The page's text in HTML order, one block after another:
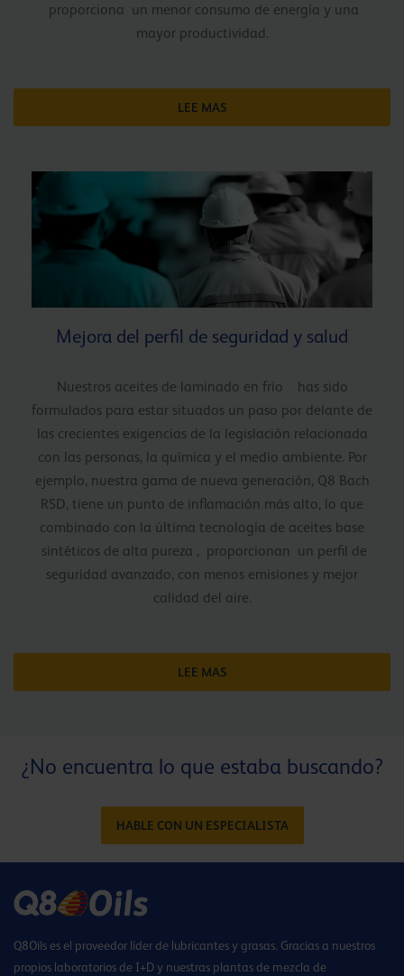
proporciona un menor consumo de energía y una
mayor productividad.
LEE MAS
Mejora del perfil de seguridad y salud
Nuestros aceites de laminado en frío has sido
formulados para estar situados un paso por delante de
las crecientes exigencias de la legislación relacionada
con las personas, la química y el medio ambiente. Por
ejemplo, nuestra gama de nueva generación, Q8 Bach
RSD, tiene un punto de inflamación más alto, lo que
combinado con la última tecnología de aceites base
sintéticos de alta pureza , proporcionan un perfil de
seguridad avanzado, con menos emisiones y mejor
calidad del aire.
LEE MAS
¿No encuentra lo que estaba buscando?
HABLE CON UN ESPECIALISTA
Q8Oils es el proveedor líder de lubricantes y grasas. Gracias a nuestros
propios laboratorios de I+D y nuestras plantas de mezcla de